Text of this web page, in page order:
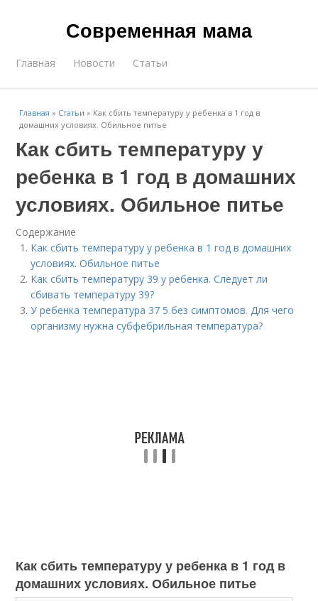
Современная мама
Главная Новости Статьи
Главная » Статьи » Как сбить температуру у ребенка в 1 год в
домашних условиях. Обильное питье
Как сбить температуру у
ребенка в 1 год в домашних
условиях. Обильное питье
Содержание
Как сбить температуру у ребенка в 1 год в домашних
условиях. Обильное питье
Как сбить температуру 39 у ребенка. Следует ли
сбивать температуру 39?
У ребенка температура 37 5 без симптомов. Для чего
организму нужна субфебрильная температура?
Как сбить температуру у ребенка в 1 год в
домашних условиях. Обильное питье